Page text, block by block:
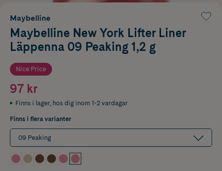
Maybelline
Maybelline New York Lifter Liner
Läppenna 09 Peaking 1,2 g
Nice Price
97 kr
Finns i lager, hos dig inom 1-2 vardagar
Finns i flera varianter
09 Peaking